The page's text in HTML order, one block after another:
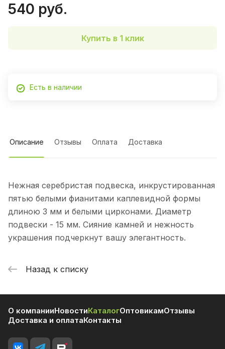
540 руб.
Купить в 1 клик
Есть в наличии
Описание Отзывы Оплата Доставка
Нежная серебристая подвеска, инкрустированная
пятью белыми фианитами каплевидной формы
длиною 3 мм и белыми цирконами. Диаметр
подвески - 15 мм. Сияние камней и нежность
украшения подчеркнут вашу элегантность.
Назад к списку
О компанииНовостиКаталогОптовикамОтзывы
Доставка и оплатаКонтакты